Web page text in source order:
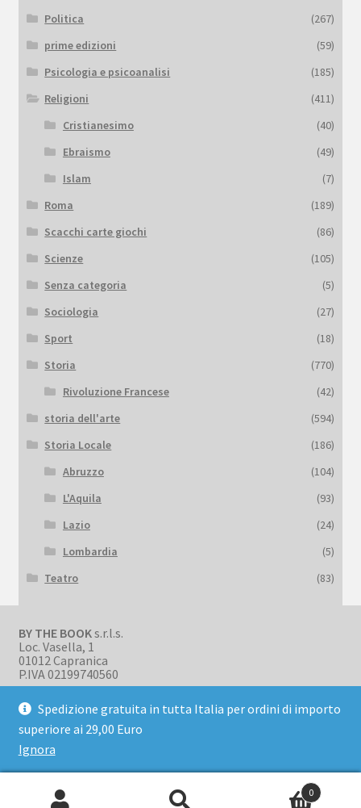
Spedizione gratuita in tutta Italia per ordini di importo
superiore ai 29,00 Euro
Ignora
Politica
(267)
prime edizioni
(59)
Psicologia e psicoanalisi
(185)
Religioni
(411)
Cristianesimo
(40)
Ebraismo
(49)
Islam
(7)
Roma
(189)
Scacchi carte giochi
(86)
Scienze
(105)
Senza categoria
(5)
Sociologia
(27)
Sport
(18)
Storia
(770)
Rivoluzione Francese
(42)
storia dell'arte
(594)
Storia Locale
(186)
Abruzzo
(104)
L'Aquila
(93)
Lazio
(24)
Lombardia
(5)
Teatro
(83)
BY THE BOOKs.r.l.s.
Loc. Vasella, 1
01012 Capranica
P.IVA 02199740560
© BookBark 2026
Privacy Policy
Realizzato con WooCommerce.
0